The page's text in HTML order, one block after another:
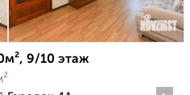
9/10 этаж